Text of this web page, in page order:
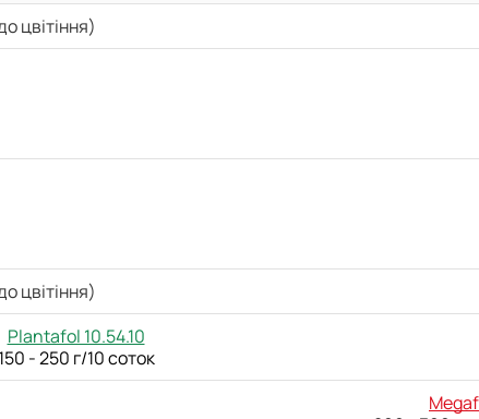
цвітіння)
цвітіння)
Plantafol 10.54.10
150 - 250 г/10 соток